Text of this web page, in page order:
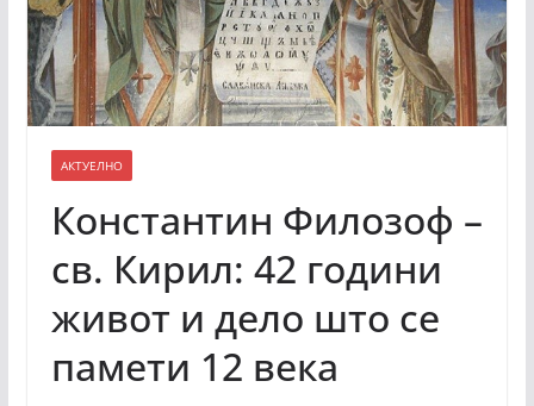
АКТУЕЛНО
Константин Филозоф –
св. Кирил: 42 години
живот и дело што се
памети 12 века